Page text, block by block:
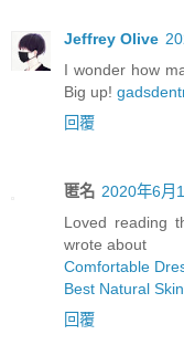
Jeffrey Olive
I wonder how
Big up!
回覆
匿名 2020年6月
Loved reading
wrote about
Comfortable
Best Natural
回覆